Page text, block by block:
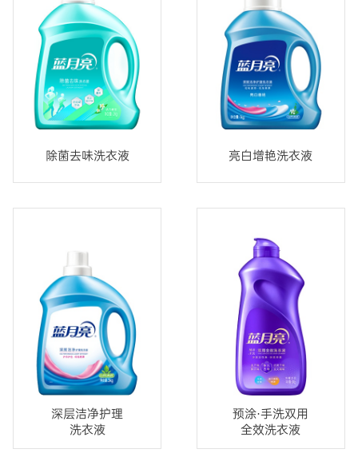
除菌去味洗衣液 亮白增艳洗衣液
深层洁净护理
洗衣液
预涂·手洗双用
全效洗衣液